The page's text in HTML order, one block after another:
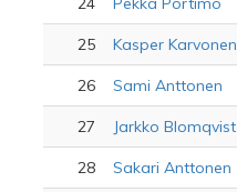
25 Kasper Karvonen
26 Sami Anttonen
27 Jarkko Blomqvist
28 Sakari Anttonen